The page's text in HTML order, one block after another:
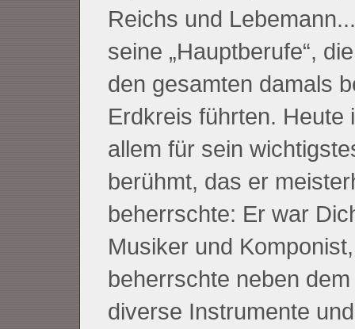
Reichs und
seine „Hauptberufe“,
den gesamten damals
Erdkreis führten. Heute
allem für sein
berühmt, das er
beherrschte: Er war
Musiker und Komponist,
beherrschte neben
diverse Instrumente